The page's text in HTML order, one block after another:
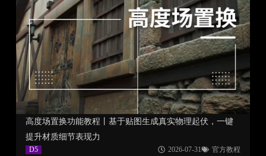
高度场置换功能教程丨基于贴图生成真实物理起伏，一键
提升材质细节表现力
D5 2026-07-31 官方教程